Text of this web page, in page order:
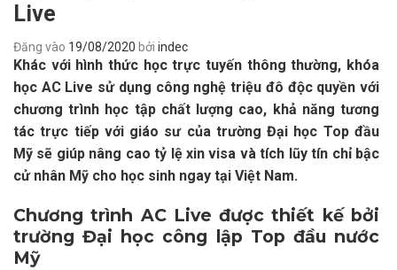
Live
Đăng vào 19/08/2020 bởi indec
Khác với hình thức học trực tuyến thông thường, khóa
học AC Live sử dụng công nghệ triệu đô độc quyền với
chương trình học tập chất lượng cao, khả năng tương
tác trực tiếp với giáo sư của trường Đại học Top đầu
Mỹ sẽ giúp nâng cao tỷ lệ xin visa và tích lũy tín chỉ bậc
cử nhân Mỹ cho học sinh ngay tại Việt Nam.
Chương trình AC Live được thiết kế bởi
trường Đại học công lập Top đầu nước
Mỹ